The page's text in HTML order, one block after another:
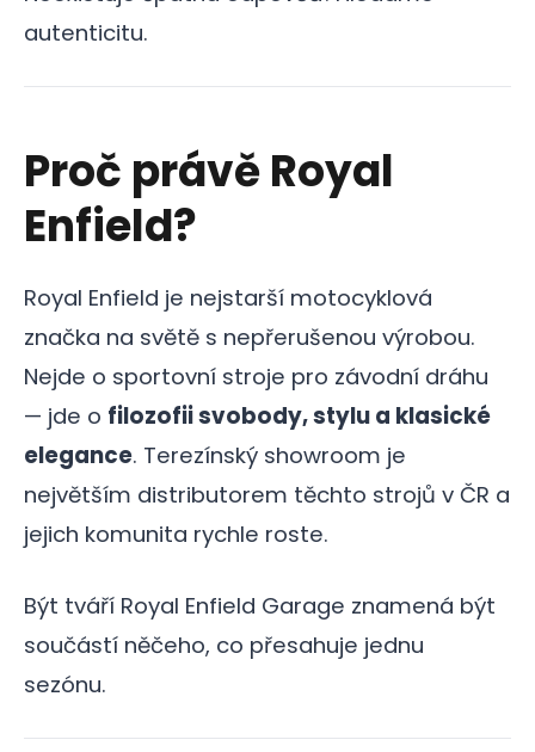
autenticitu.
Proč právě Royal
Enfield?
Royal Enfield je nejstarší motocyklová
značka na světě s nepřerušenou výrobou.
Nejde o sportovní stroje pro závodní dráhu
— jde o filozofii svobody, stylu a klasické
elegance. Terezínský showroom je
největším distributorem těchto strojů v ČR a
jejich komunita rychle roste.
Být tváří Royal Enfield Garage znamená být
součástí něčeho, co přesahuje jednu
sezónu.